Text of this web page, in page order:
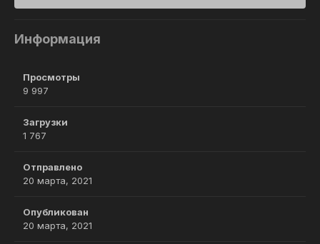
Информация
Просмотры
9 997
Загрузки
1 767
Отправлено
20 марта, 2021
Опубликован
20 марта, 2021